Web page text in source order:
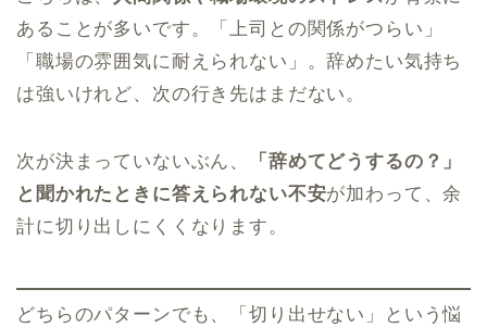
あることが多いです。「上司との関係がつらい」
「職場の雰囲気に耐えられない」。辞めたい気持ち
は強いけれど、次の行き先はまだない。
次が決まっていないぶん、
「辞めてどうするの？」
と聞かれたときに答えられない不安が加わって、余
計に切り出しにくくなります。
どちらのパターンでも、「切り出せない」という悩